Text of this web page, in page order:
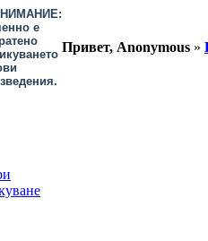
е
Привет, Anonymous »